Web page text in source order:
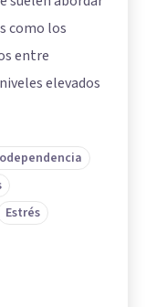
como los
entre
elevados
Estrés